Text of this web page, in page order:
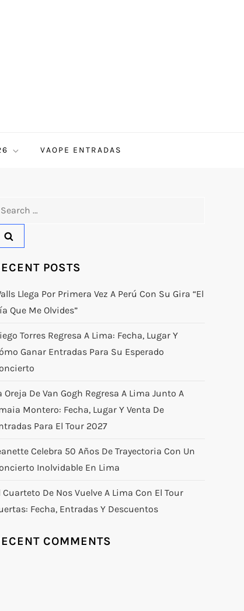
VAOPE ENTRADAS
POSTS
Llega Por Primera Vez A Perú Con Su Gira “El
Que Me Olvides”
Torres Regresa A Lima: Fecha, Lugar Y
Ganar Entradas Para Su Esperado
Oreja De Van Gogh Regresa A Lima Junto A
Montero: Fecha, Lugar Y Venta De
Para El Tour 2027
Celebra 50 Años De Trayectoria Con Un
Inolvidable En Lima
Cuarteto De Nos Vuelve A Lima Con El Tour
Fecha, Entradas Y Descuentos
COMMENTS